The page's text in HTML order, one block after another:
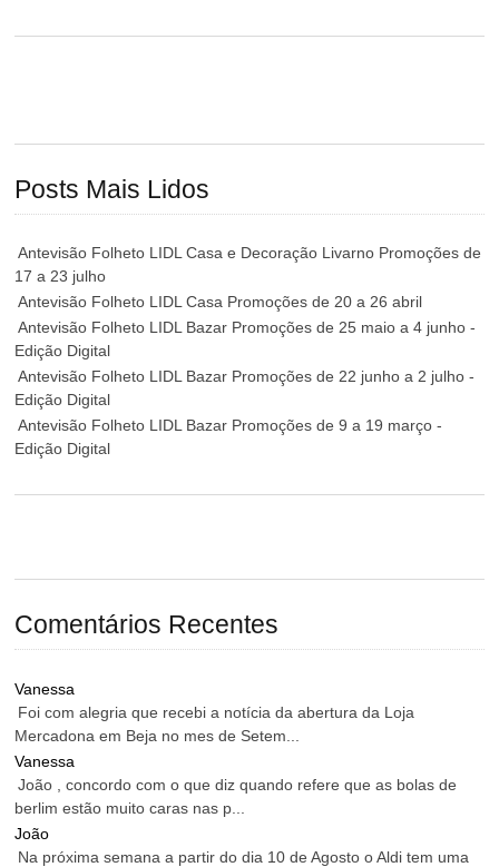
Posts Mais Lidos
Antevisão Folheto LIDL Casa e Decoração Livarno Promoções de
17 a 23 julho
Antevisão Folheto LIDL Casa Promoções de 20 a 26 abril
Antevisão Folheto LIDL Bazar Promoções de 25 maio a 4 junho -
Edição Digital
Antevisão Folheto LIDL Bazar Promoções de 22 junho a 2 julho -
Edição Digital
Antevisão Folheto LIDL Bazar Promoções de 9 a 19 março -
Edição Digital
Comentários Recentes
Vanessa
Foi com alegria que recebi a notícia da abertura da Loja
Mercadona em Beja no mes de Setem...
Vanessa
João , concordo com o que diz quando refere que as bolas de
berlim estão muito caras nas p...
João
Na próxima semana a partir do dia 10 de Agosto o Aldi tem uma